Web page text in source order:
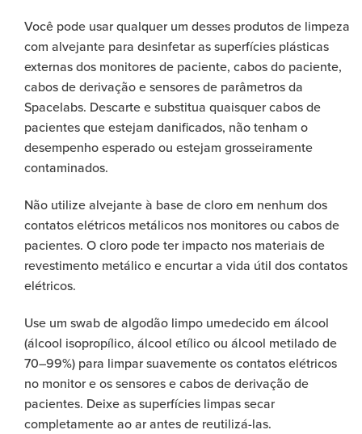
Você pode usar qualquer um desses produtos de limpeza
com alvejante para desinfetar as superfícies plásticas
externas dos monitores de paciente, cabos do paciente,
cabos de derivação e sensores de parâmetros da
Spacelabs. Descarte e substitua quaisquer cabos de
pacientes que estejam danificados, não tenham o
desempenho esperado ou estejam grosseiramente
contaminados.
Não utilize alvejante à base de cloro em nenhum dos
contatos elétricos metálicos nos monitores ou cabos de
pacientes. O cloro pode ter impacto nos materiais de
revestimento metálico e encurtar a vida útil dos contatos
elétricos.
Use um swab de algodão limpo umedecido em álcool
(álcool isopropílico, álcool etílico ou álcool metilado de
70–99%) para limpar suavemente os contatos elétricos
no monitor e os sensores e cabos de derivação de
pacientes. Deixe as superfícies limpas secar
completamente ao ar antes de reutilizá-las.